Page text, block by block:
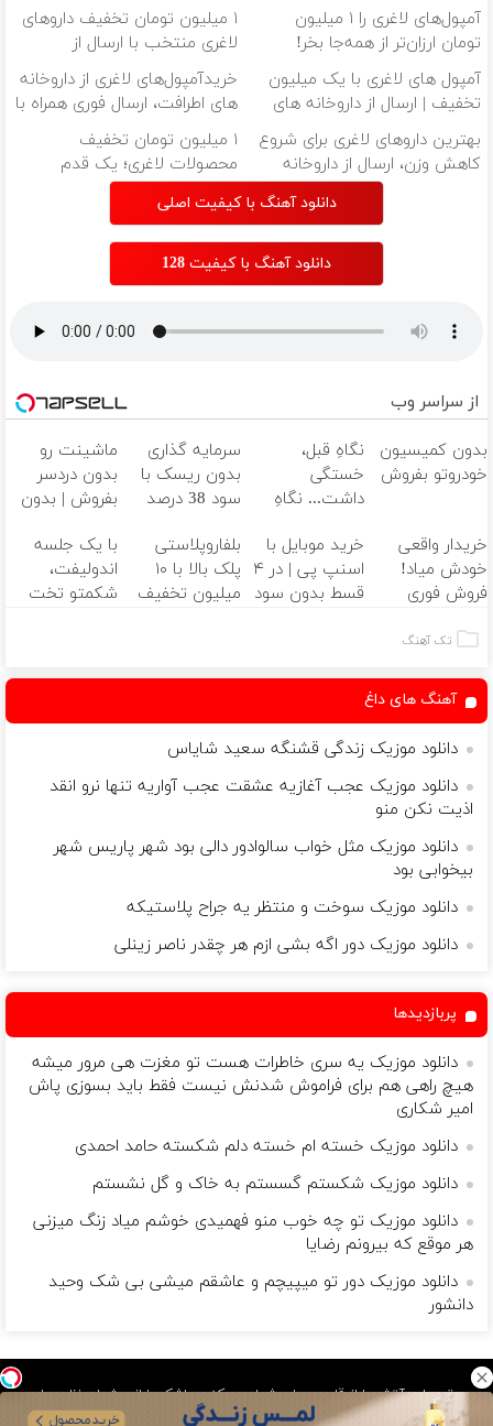
آمپول‌های لاغری را ۱ میلیون
تومان ارزان‌تر از همه‌جا بخر!
۱ میلیون تومان تخفیف داروهای
لاغری منتخب با ارسال از
داروخانه نزدیکت
آمپول های لاغری با یک میلیون
تخفیف | ارسال از داروخانه های
خریدآمپول‌های لاغری از داروخانه
های اطرافت، ارسال فوری همراه با
پک یخ!
بهترین داروهای لاغری برای شروع
کاهش وزن، ارسال از داروخانه
۱ میلیون تومان تخفیف
محصولات لاغری؛ یک قدم
نزدیک‌تر به شروع کاهش وزن
دانلود آهنگ با کیفیت اصلی
دانلود آهنگ با کیفیت 128
از سراسر وب
بدون کمیسیون
خودروتو بفروش
نگاهِ قبل،
خستگی
داشت... نگاهِ
🌸 بلفا با 25%
تخفیف
سرمایه گذاری
بدون ریسک با
سود 38 درصد
ماشینت رو
بدون دردسر
بفروش | بدون
خریدار واقعی
خودش میاد!
فروش فوری
مکانیک
خرید موبایل با
اسنپ پی | در ۴
قسط بدون سود
بلفاروپلاستی
پلک بالا با ۱۰
میلیون تخفیف
با یک جلسه
اندولیفت،
شکمتو تخت
تک آهنگ
آهنگ های داغ
دانلود موزیک زندگی قشنگه سعید شایاس
دانلود موزیک عجب آغازیه عشقت عجب آواریه تنها نرو انقد
اذیت نکن منو
دانلود موزیک مثل خواب سالوادور دالی بود شهر پاریس شهر
بیخوابی بود
دانلود موزیک سوخت و منتظر یه جراح پلاستیکه
دانلود موزیک دور اگه بشی ازم هر چقدر ناصر زینلی
پربازدیدها
دانلود موزیک یه سری خاطرات هست تو مغزت هی مرور میشه
هیچ راهی هم برای فراموش شدنش نیست فقط باید بسوزی پاش
امیر شکاری
دانلود موزیک خسته ام خسته دلم شکسته حامد احمدی
دانلود موزیک شکستم گسستم به خاک و گل نشستم
دانلود موزیک تو چه خوب منو فهمیدی خوشم میاد زنگ میزنی
هر موقع که بیرونم رضایا
دانلود موزیک دور تو میپیچم و عاشقم میشی بی شک وحید
دانشور
موسیقی باید آتش را از قلب مردان شعله ور کند و اشک را از چشمان زنان جاری
سازد